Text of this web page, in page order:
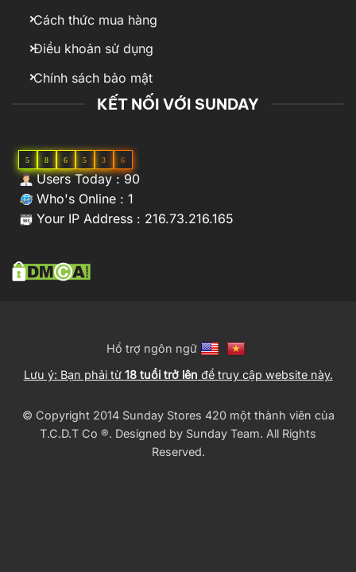
Cách thức mua hàng
Điều khoản sử dụng
Chính sách bảo mật
KẾT NỐI VỚI SUNDAY
5 8 6 5 3 6
Users Today : 90
Who's Online : 1
Your IP Address : 216.73.216.165
Hổ trợ ngôn ngữ
Lưu ý: Bạn phải từ 18 tuổi trở lên để truy cập website này.
© Copyright 2014 Sunday Stores 420 một thành viên của
T.C.D.T Co ®️. Designed by Sunday Team. All Rights
Reserved.